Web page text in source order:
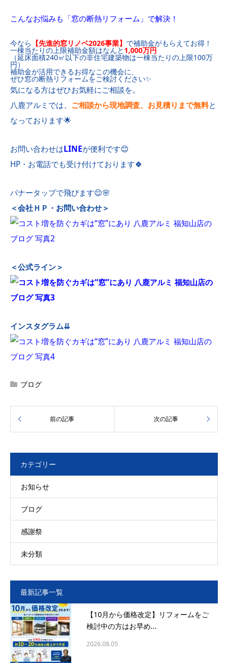
こんなお悩みも「窓の断熱リフォーム」で解決！
今なら 【先進的窓リノベ2026事業】 で補助金がもらえてお得！
一棟当たりの上限補助金額はなんと 1,000万円
（延床面積240㎡以下の非住宅建築物は一棟当たりの上限100万
円）
補助金が活用できるお得なこの機会に、
ぜひ窓の断熱リフォームをご検討ください✨
気になる方はぜひお気軽にご相談を。
八鹿アルミでは、 ご相談から現地調査、お見積りまで無料と
なっております🌟
お問い合わせはLINEが便利です😊
HP・お電話でも受け付けております🍀
バナータップで飛びます😌🌸
＜会社ＨＰ・お問い合わせ＞
＜公式ライン＞
インスタグラム⇊
ブログ
カテゴリー
お知らせ
ブログ
感謝祭
未分類
最新記事一覧
【10月から価格改定】リフォームをご
検討中の方はお早め...
2026.08.05